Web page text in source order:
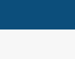
content